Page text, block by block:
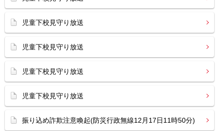
児童下校見守り放送
児童下校見守り放送
児童下校見守り放送
児童下校見守り放送
振り込め詐欺注意喚起(防災行政無線12月17日11時50分)